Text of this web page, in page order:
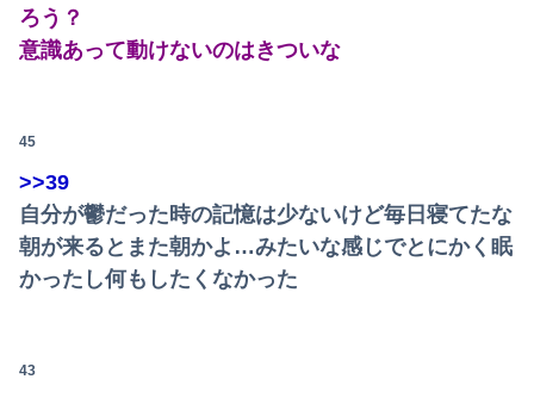
ろう？
意識あって動けないのはきついな
45
>>39
自分が鬱だった時の記憶は少ないけど毎日寝てたな
朝が来るとまた朝かよ…みたいな感じでとにかく眠
かったし何もしたくなかった
43